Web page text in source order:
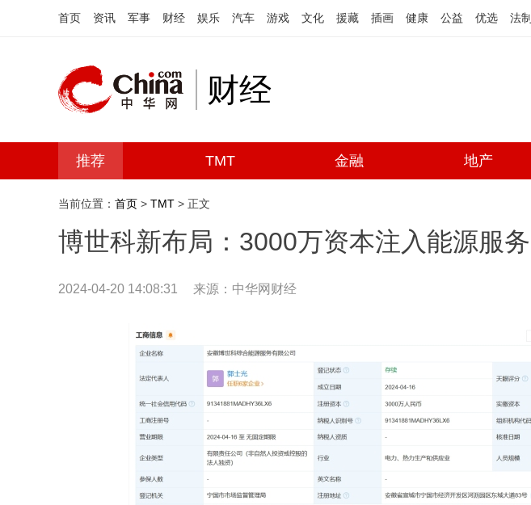
首页 资讯 军事 财经 娱乐 汽车 游戏 文化 援藏 插画 健康 公益 优选 法制
财经
推荐 TMT 金融 地产
当前位置： 首页 > TMT > 正文
博世科新布局：3000万资本注入能源服务
2024-04-20 14:08:31 来源：中华网财经